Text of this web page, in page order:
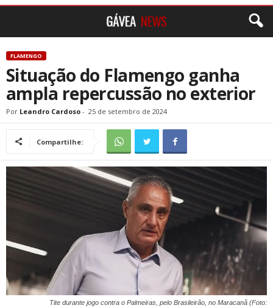
FLAMENGO
Situação do Flamengo ganha
ampla repercussão no exterior
Por Leandro Cardoso - 25 de setembro de 2024
Compartilhe:
Tite durante jogo contra o Palmeiras, pelo Brasileirão, no Maracanã (Foto: